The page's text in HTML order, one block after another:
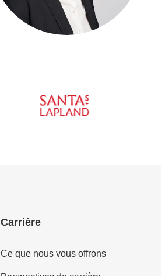
Carrière
Ce que nous vous offrons